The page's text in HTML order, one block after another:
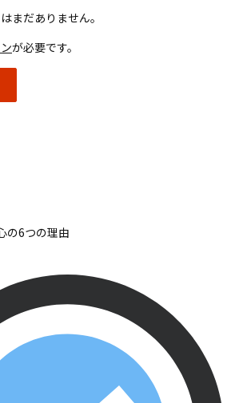
まだありません。
が必要です。
の6つの理由